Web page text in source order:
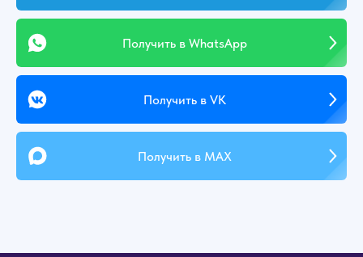
Получить в WhatsApp
Получить в VK
Получить в MAX